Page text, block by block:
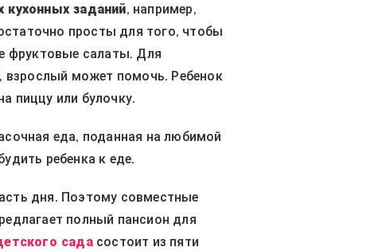
кухонных заданий, например,
просты для того, чтобы
фруктовые салаты. Для
взрослый может помочь. Ребенок
пиццу или булочку.
еда, поданная на любимой
ребенка к еде.
дня. Поэтому совместные
полный пансион для
садасостоит из пяти